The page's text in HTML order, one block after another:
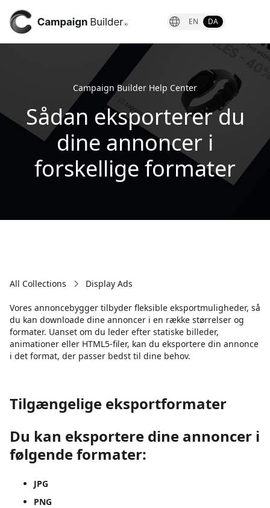
EN DA
Campaign Builder Help Center
Sådan eksporterer du
dine annoncer i
forskellige formater
All Collections Display Ads
Vores annoncebygger tilbyder fleksible eksportmuligheder, så
du kan downloade dine annoncer i en række størrelser og
formater. Uanset om du leder efter statiske billeder,
animationer eller HTML5-filer, kan du eksportere din annonce
i det format, der passer bedst til dine behov.
Tilgængelige eksportformater
Du kan eksportere dine annoncer i
følgende formater:
JPG
PNG